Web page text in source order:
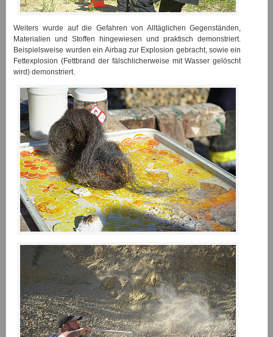
Weiters wurde auf die Gefahren von Alltäglichen Gegenständen,
Materialien und Stoffen hingewiesen und praktisch demonstriert.
Beispielsweise wurden ein Airbag zur Explosion gebracht, sowie ein
Fettexplosion (Fettbrand der fälschlicherweise mit Wasser gelöscht
wird) demonstriert.